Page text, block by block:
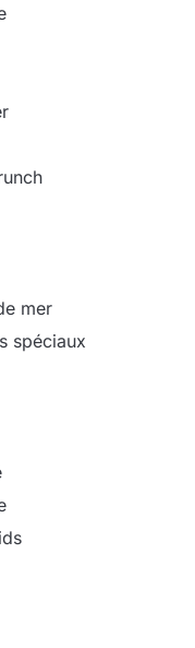
mer
spéciaux